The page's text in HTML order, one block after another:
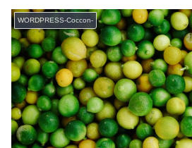
WORDPRESS-Coccon-